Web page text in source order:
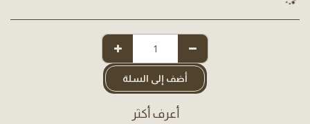
أضف إلى السلة
أعرف أكثر